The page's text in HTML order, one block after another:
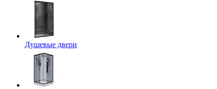
Душевые двери